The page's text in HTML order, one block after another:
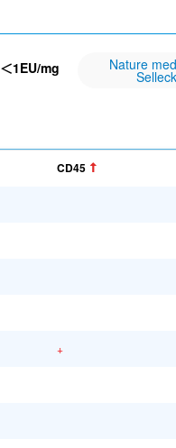
＜1EU/mg Nature
CD45
+